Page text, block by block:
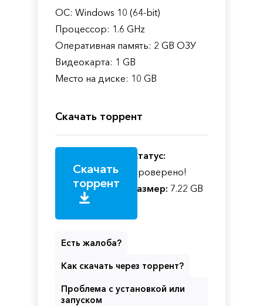
ОС: Windows 10 (64-bit)
Процессор: 1.6 GHz
Оперативная память: 2 GB ОЗУ
Видеокарта: 1 GB
Место на диске: 10 GB
Скачать торрент
Скачать
торрент
Статус:
Проверено!
Размер: 7.22 GB
Есть жалоба?
Как скачать через торрент?
Проблема с установкой или
запуском